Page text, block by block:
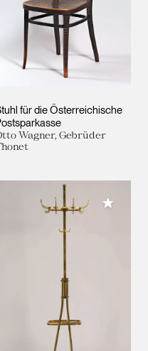
für die Österreichische
Wagner, Gebrüder
hinzufügen
Meiner